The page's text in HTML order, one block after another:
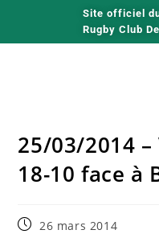
Site officiel
Rugby Club
25/03/2014
18-10 face à
26 mars 2014